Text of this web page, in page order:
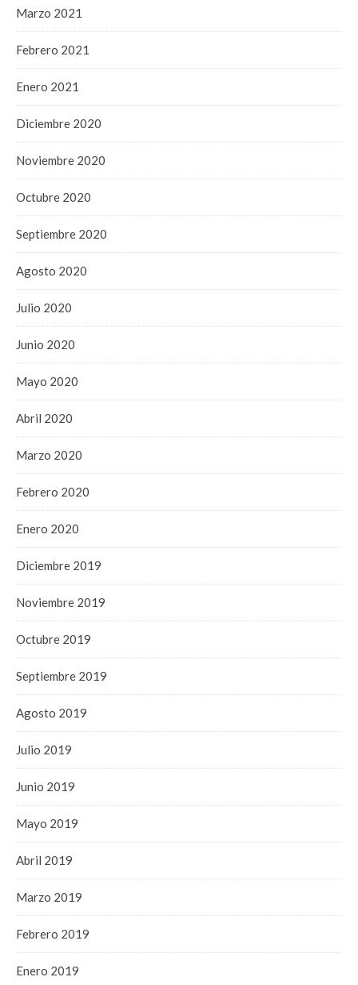
Marzo 2021
Febrero 2021
Enero 2021
Diciembre 2020
Noviembre 2020
Octubre 2020
Septiembre 2020
Agosto 2020
Julio 2020
Junio 2020
Mayo 2020
Abril 2020
Marzo 2020
Febrero 2020
Enero 2020
Diciembre 2019
Noviembre 2019
Octubre 2019
Septiembre 2019
Agosto 2019
Julio 2019
Junio 2019
Mayo 2019
Abril 2019
Marzo 2019
Febrero 2019
Enero 2019